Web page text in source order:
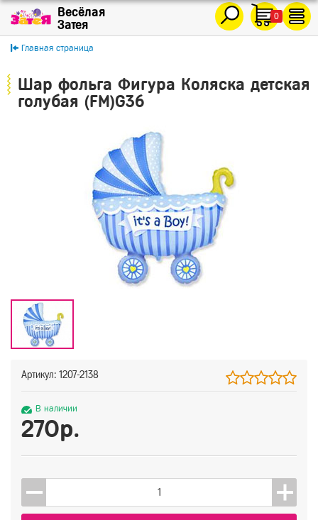
0
Главная страница
Шар фольга Фигура Коляска детская
голубая (FM)G36
Артикул: 1207-2138
В наличии
270р.